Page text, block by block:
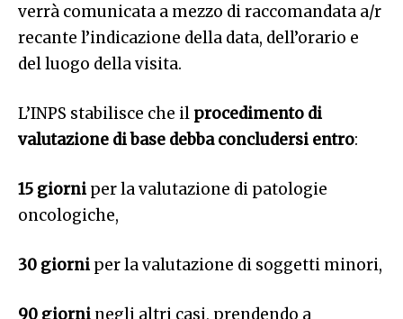
verrà comunicata a mezzo di raccomandata a/r
recante l’indicazione della data, dell’orario e
del luogo della visita.
L’INPS stabilisce che il procedimento di
valutazione di base debba concludersi entro:
15 giorni per la valutazione di patologie
oncologiche,
30 giorni per la valutazione di soggetti minori,
90 giorni negli altri casi, prendendo a